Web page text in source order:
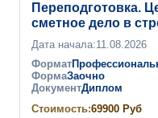
Переподготовка.
сметное дело в
Дата начала:11.08.2026
Формат
ФормаЗаочно
ДокументДиплом
Стоимость:69900 Руб